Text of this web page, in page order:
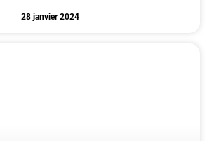
28 janvier 2024